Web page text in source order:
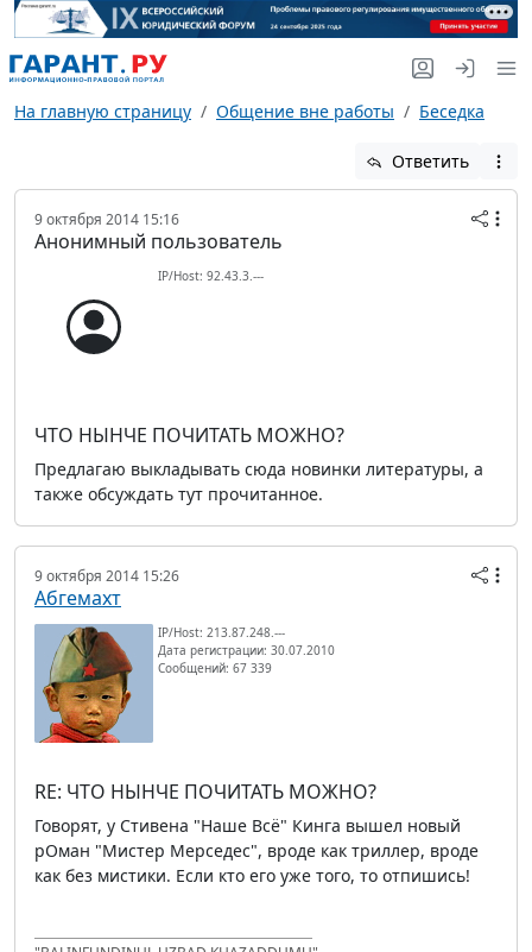
На главную страницу Общение вне работы Беседка
Ответить
9 октября 2014 15:16
Анонимный пользователь
IP/Host: 92.43.3.---
ЧТО НЫНЧЕ ПОЧИТАТЬ МОЖНО?
Предлагаю выкладывать сюда новинки литературы, а
также обсуждать тут прочитанное.
9 октября 2014 15:26
Абгемахт
IP/Host: 213.87.248.---
Дата регистрации: 30.07.2010
Сообщений: 67 339
RE: ЧТО НЫНЧЕ ПОЧИТАТЬ МОЖНО?
Говорят, у Стивена "Наше Всё" Кинга вышел новый
рОман "Мистер Мерседес", вроде как триллер, вроде
как без мистики. Если кто его уже того, то отпишись!